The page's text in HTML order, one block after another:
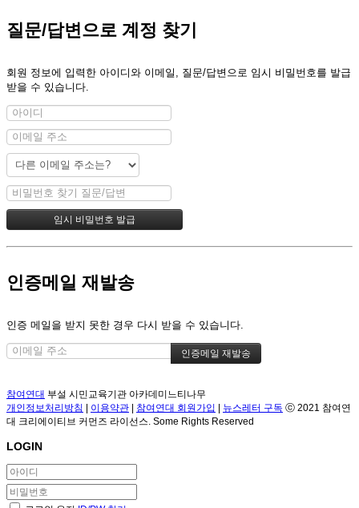
질문/답변으로 계정 찾기
회원 정보에 입력한 아이디와 이메일, 질문/답변으로 임시 비밀번호를 발급
받을 수 있습니다.
인증메일 재발송
인증 메일을 받지 못한 경우 다시 받을 수 있습니다.
참여연대 부설 시민교육기관 아카데미느티나무
개인정보처리방침
이용약관 참여연대 회원가입 뉴스레터 구독 ⓒ 2021 참여연
대 크리에이티브 커먼즈 라이선스. Some Rights Reserved
LOGIN